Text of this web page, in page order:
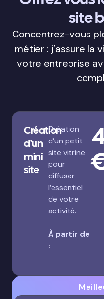
site
Concentrez-vous
métier : j’assure la
votre entreprise
Création
d'un
mini
site
Création
d’un petit
site vitrine
pour
diffuser
l’essentiel
de votre
activité.
À partir de
: